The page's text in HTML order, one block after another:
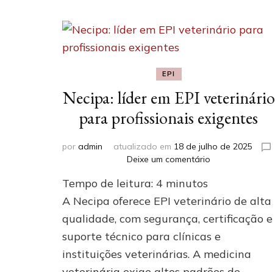
EPI
Necipa: líder em EPI veterinário
para profissionais exigentes
poradmin atualizado em 18 de julho de 2025
Deixe um comentário
em
veterinário
para
profissionais
exigentes
Tempo de leitura: 4 minutos
A Necipa oferece EPI veterinário de alta
qualidade, com segurança, certificação e
suporte técnico para clínicas e
instituições veterinárias. A medicina